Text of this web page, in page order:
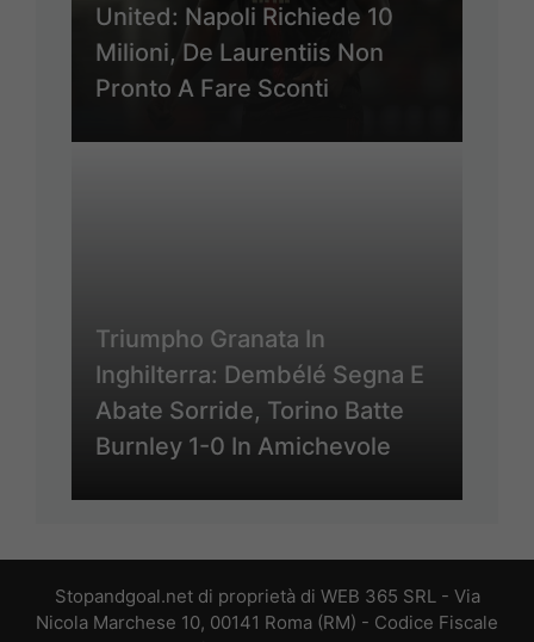
United: Napoli Richiede 10
Milioni, De Laurentiis Non
Pronto A Fare Sconti
Triumpho Granata In
Inghilterra: Dembélé Segna E
Abate Sorride, Torino Batte
Burnley 1-0 In Amichevole
Stopandgoal.net di proprietà di WEB 365 SRL - Via
Nicola Marchese 10, 00141 Roma (RM) - Codice Fiscale